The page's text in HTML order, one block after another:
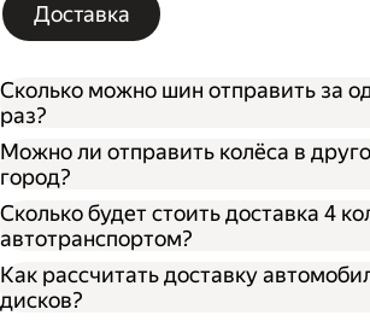
Доставка
Сколько можно шин отправить за
раз?
Можно ли отправить колёса в
город?
Открыть приложение Яндекс
Сколько будет стоить доставка 4
автотранспортом?
Как рассчитать доставку
дисков?